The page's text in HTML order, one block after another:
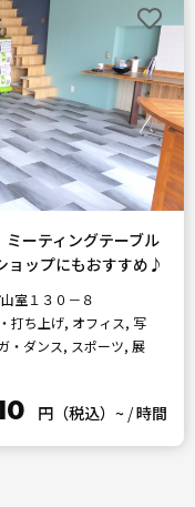
ミーティングテーブル
ョップにもおすすめ♪
室１３０－８
打ち上げ, オフィス, 写
・ダンス, スポーツ, 展
円（税込）~ /時間